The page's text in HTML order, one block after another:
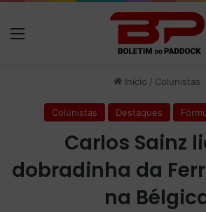
Início / Colunistas
Colunistas Destaques
Carlos Sainz
dobradinha da
na